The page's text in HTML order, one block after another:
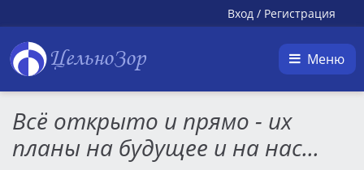
Вход / Регистрация
ЦельноЗор Меню
Всё открыто и прямо - их
планы на будущее и на нас...